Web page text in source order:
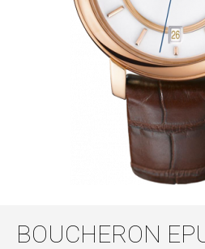
BOUCHERON